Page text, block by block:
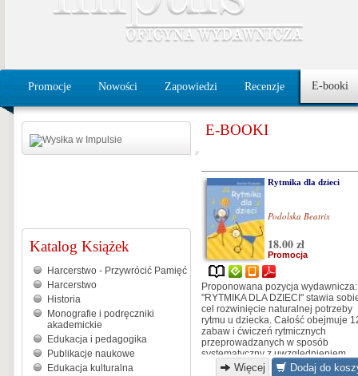
Promocje Nowości Zapowiedzi Recenzje E-booki
Katalog Książek
Harcerstwo - Przywrócić Pamięć
Harcerstwo
Historia
Monografie i podręczniki
akademickie
Edukacja i pedagogika
Publikacje naukowe
Edukacja kulturalna
E-BOOKI
Rytmika dla dzieci
Podolska Beatrix
18.00 zł
Promocja
Proponowana pozycja wydawnicza:
"RYTMIKA DLA DZIECI" stawia
cel rozwinięcie naturalnej potrzeby
rytmu u dziecka. Całość obejmuje
zabaw i ćwiczeń rytmicznych
przeprowadzanych w sposób
systematyczny z uwzględnieniem
stopnia trudności...
Więcej Dodaj do